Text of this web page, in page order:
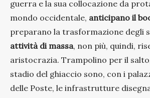
guerra e la sua collocazione da
mondo occidentale, anticipano il
preparano la trasformazione degli
attività di massa, non più, quindi,
aristocrazia. Trampolino per il
stadio del ghiaccio sono, con i
delle Poste, le infrastrutture